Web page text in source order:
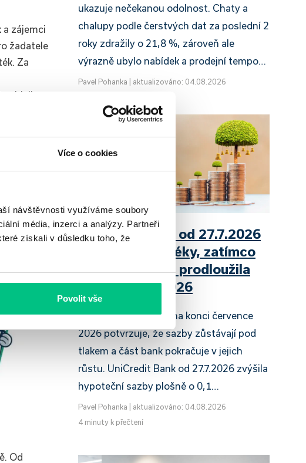
Více o cookies
návštěvnosti využíváme soubory
média, inzerci a analýzy. Partneři
získali v důsledku toho, že
Povolit vše
zájemci
žadatele
Za
Od
ukazuje nečekanou odolnost. Chaty a
chalupy podle čerstvých dat za poslední 2
roky zdražily o 21,8 %, zároveň ale
výrazně ubylo nabídek a prodejní tempo…
Pavel Pohanka aktualizováno: 04.08.2026
UniCredit Bank od 27.7.2026
zdražuje hypotéky, zatímco
Raiffeisenbank prodloužila
slevu do 6.9.2026
Český hypoteční trh na konci července
2026 potvrzuje, že sazby zůstávají pod
tlakem a část bank pokračuje v jejich
růstu. UniCredit Bank od 27.7.2026 zvýšila
hypoteční sazby plošně o 0,1…
Pavel Pohanka
aktualizováno: 04.08.2026
4 minuty k přečtení